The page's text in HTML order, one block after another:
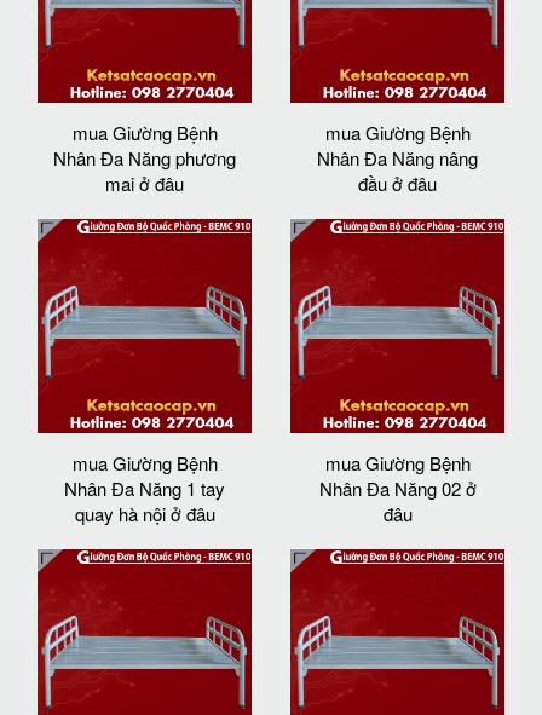
mua Giường Bệnh
Nhân Đa Năng phương
mai ở đâu
mua Giường Bệnh
Nhân Đa Năng nâng
đầu ở đâu
mua Giường Bệnh
Nhân Đa Năng 1 tay
quay hà nội ở đâu
mua Giường Bệnh
Nhân Đa Năng 02 ở
đâu